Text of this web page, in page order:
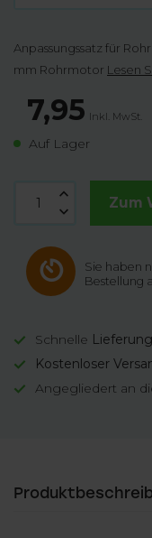
Anpassungssatz für
mm Rohrmotor Lesen
7,95 Inkl. MwSt.
Auf Lager
Zum
Sie haben
Bestellung
Schnelle Lieferung
Kostenloser
Angegliedert an